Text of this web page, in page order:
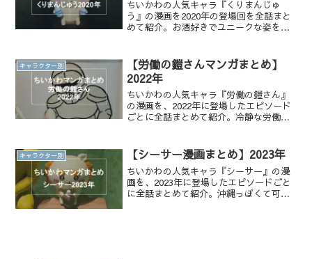
ちいかわの人気キャラ『くりまんじゅ
う』の漫画を2020年の登場回を全話まと
めて紹介。お酒好きでユニークな姿を全
キャラクター別
【労働の鎧さんマンガまとめ】
2022年
ちいかわの人気キャラ『労働の鎧さん』
の漫画を、2022年に登場したエピソード
ごとに全話まとめて紹介。冷静な労働管
全話無料で一気読みできます！
キャラクター別 【シーサー漫画まとめ】2023年
ちいかわの人気キャラ『シーサー』の漫
画を、2023年に登場したエピソードごと
に全話まとめて紹介。沖縄っぽくて可愛